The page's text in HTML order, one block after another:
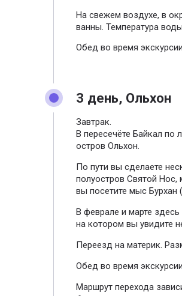
На свежем воздухе, в
ванны. Температура
Обед во время
3 день, Ольхон
Завтрак.
В пересечёте Байкал по
остров Ольхон.
По пути вы сделаете
полуостров Святой Нос,
вы посетите мыс Бурхан
В феврале и марте
на котором вы увидите
Переезд на материк.
Обед во время
Маршрут перехода